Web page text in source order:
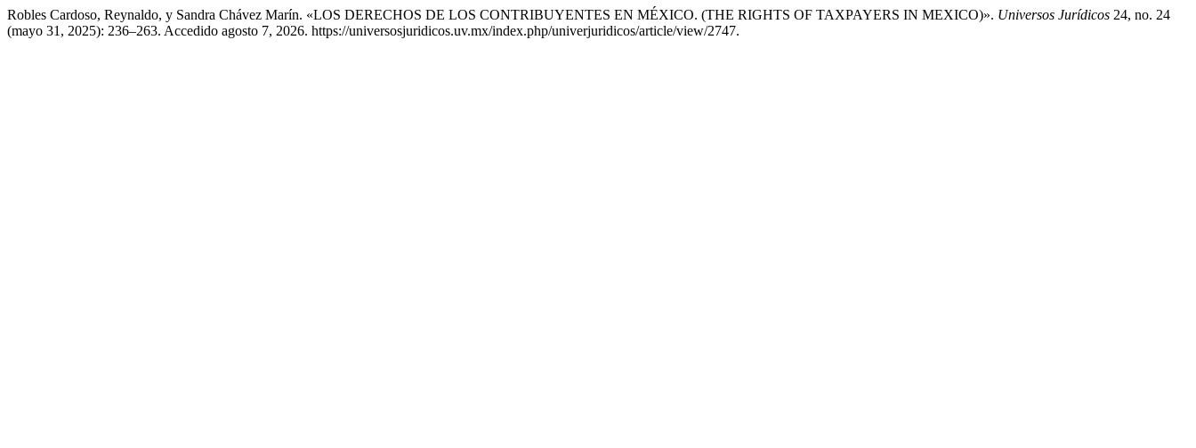
Robles Cardoso, Reynaldo, y Sandra Chávez Marín. «LOS DERECHOS DE LOS CONTRIBUYENTES EN MÉXICO. (THE RIGHTS OF TAXPAYERS IN MEXICO)». Universos Jurídicos 24, no. 24
(mayo 31, 2025): 236–263. Accedido agosto 7, 2026. https://universosjuridicos.uv.mx/index.php/univerjuridicos/article/view/2747.